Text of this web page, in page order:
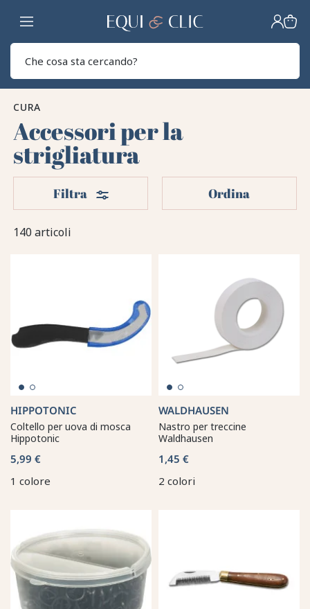
Casa
CURA
Accessori per la
strigliatura
140 articoli
Filtra Filtri Ordina
HIPPOTONIC
Coltello per uova di mosca
Hippotonic
5,99 €
1 colore
WALDHAUSEN
Nastro per treccine
Waldhausen
1,45 €
2 colori